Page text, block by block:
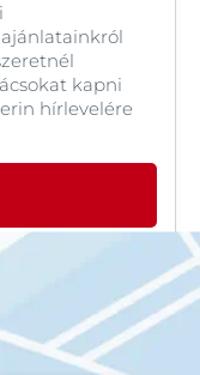
kapni
hírlevelére